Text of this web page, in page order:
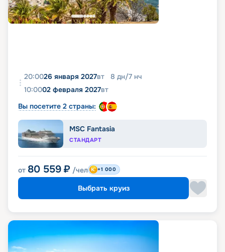
20:0026 января 2027вт 8 дн/7 нч
10:0002 февраля 2027вт
Вы посетите 2 страны:
MSC Fantasia
СТАНДАРТ
от 80 559 ₽ /чел +1 000
Выбрать круиз